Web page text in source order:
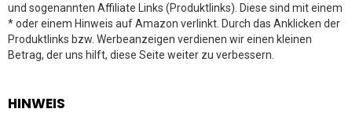
und sogenannten Affiliate Links (Produktlinks). Diese sind mit einem
* oder einem Hinweis auf Amazon verlinkt. Durch das Anklicken der
Produktlinks bzw. Werbeanzeigen verdienen wir einen kleinen
Betrag, der uns hilft, diese Seite weiter zu verbessern.
HINWEIS